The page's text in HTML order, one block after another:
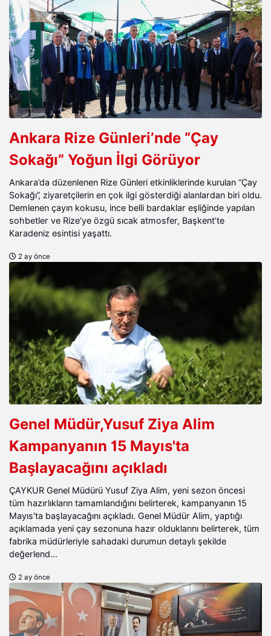
Ankara Rize Günleri’nde “Çay
Sokağı” Yoğun İlgi Görüyor
Ankara’da düzenlenen Rize Günleri etkinliklerinde kurulan “Çay
Sokağı”, ziyaretçilerin en çok ilgi gösterdiği alanlardan biri oldu.
Demlenen çayın kokusu, ince belli bardaklar eşliğinde yapılan
sohbetler ve Rize’ye özgü sıcak atmosfer, Başkent’te
Karadeniz esintisi yaşattı.
2 ay önce
Genel Müdür,Yusuf Ziya Alim
Kampanyanın 15 Mayıs'ta
Başlayacağını açıkladı
ÇAYKUR Genel Müdürü Yusuf Ziya Alim, yeni sezon öncesi
tüm hazırlıkların tamamlandığını belirterek, kampanyanın 15
Mayıs'ta başlayacağını açıkladı. Genel Müdür Alim, yaptığı
açıklamada yeni çay sezonuna hazır olduklarını belirterek, tüm
fabrika müdürleriyle sahadaki durumun detaylı şekilde
değerlend...
2 ay önce